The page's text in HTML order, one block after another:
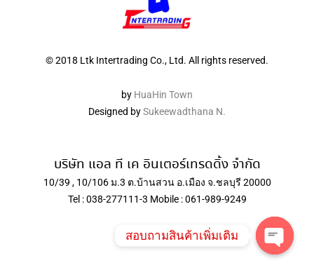
© 2018 Ltk Intertrading Co., Ltd. All rights reserved.
by HuaHin Town
Designed bySukeewadthana N.
บริษัท แอล ที เค อินเตอร์เทรดดิ้ง จำกัด
10/39 , 10/106 ม.3 ต.บ้านสวน อ.เมือง จ.ชลบุรี 20000
Tel : 038-277111-3 Mobile : 061-989-9249
สอบถามสินค้าเพิ่มเติม
Open